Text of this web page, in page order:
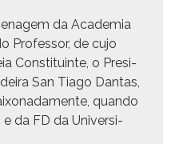
da Acad­e­mia
Pro­fes­sor, de cujo
Con­sti­tu­inte, o Pres­i­
San Tia­go Dan­tas,
quan­do
da FD da Uni­ver­si­